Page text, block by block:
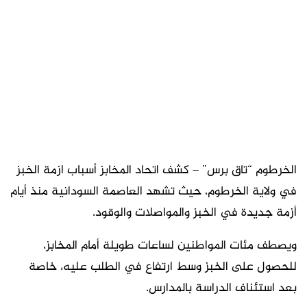
الخرطوم “تاق برس” – كشف اتحاد المخابز أسباب ازمة الخبز
في ولاية الخرطوم، حيث تشهد العاصمة السودانية منذ أيام
أزمة جديدة في الخبز والمواصلات والوقود.
ويصطف مئات المواطنين لساعات طويلة أمام المخابز،
للحصول على الخبز وسط ارتفاع في الطلب عليه، خاصة
بعد استئناف الدراسة بالمدارس.